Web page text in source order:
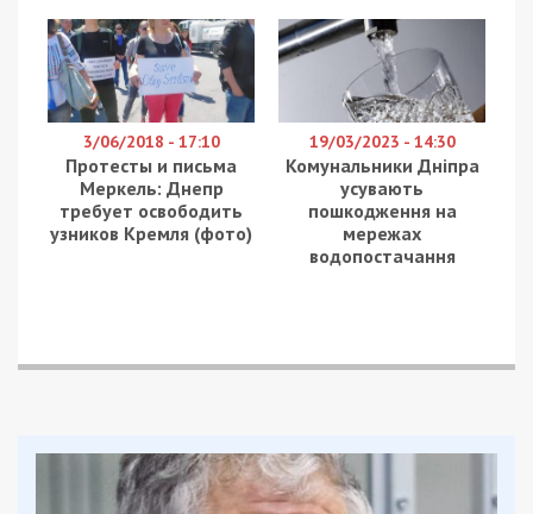
3/06/2018 - 17:10
Протесты и письма
Меркель: Днепр
требует освободить
узников Кремля (фото)
19/03/2023 - 14:30
Комунальники Дніпра
усувають
пошкодження на
мережах
водопостачання